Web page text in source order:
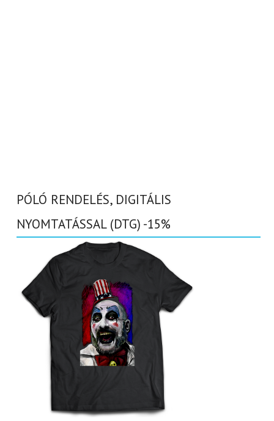
PÓLÓ RENDELÉS, DIGITÁLIS
NYOMTATÁSSAL (DTG) -15%